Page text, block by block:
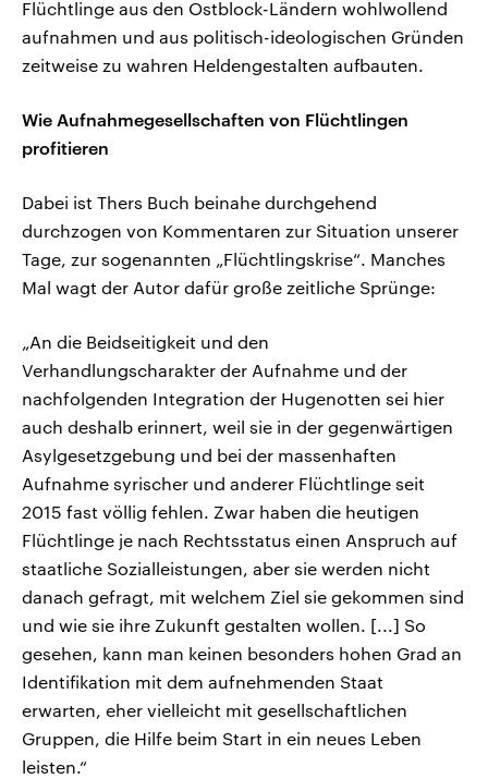
Flüchtlinge aus den Ostblock-Ländern wohlwollend
aufnahmen und aus politisch-ideologischen Gründen
zeitweise zu wahren Heldengestalten aufbauten.
Wie Aufnahmegesellschaften von Flüchtlingen
profitieren
Dabei ist Thers Buch beinahe durchgehend
durchzogen von Kommentaren zur Situation unserer
Tage, zur sogenannten „Flüchtlingskrise“. Manches
Mal wagt der Autor dafür große zeitliche Sprünge:
„An die Beidseitigkeit und den
Verhandlungscharakter der Aufnahme und der
nachfolgenden Integration der Hugenotten sei hier
auch deshalb erinnert, weil sie in der gegenwärtigen
Asylgesetzgebung und bei der massenhaften
Aufnahme syrischer und anderer Flüchtlinge seit
2015 fast völlig fehlen. Zwar haben die heutigen
Flüchtlinge je nach Rechtsstatus einen Anspruch auf
staatliche Sozialleistungen, aber sie werden nicht
danach gefragt, mit welchem Ziel sie gekommen sind
und wie sie ihre Zukunft gestalten wollen. [...] So
gesehen, kann man keinen besonders hohen Grad an
Identifikation mit dem aufnehmenden Staat
erwarten, eher vielleicht mit gesellschaftlichen
Gruppen, die Hilfe beim Start in ein neues Leben
leisten.“